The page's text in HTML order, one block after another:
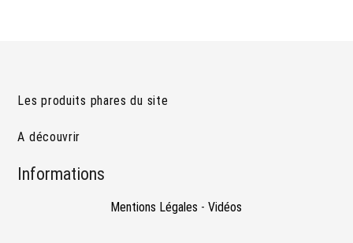
Les produits phares du site
A découvrir
Informations
Mentions Légales -Vidéos